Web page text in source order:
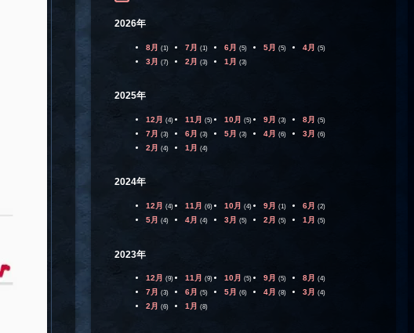
2026年
8月 (1) 7月 (1) 6月 (5) 5月 (5) 4月 (5)
3月 (7) 2月 (3) 1月 (3)
2025年
12月 (4) 11月 (5) 10月 (5) 9月 (3) 8月 (5)
7月 (3) 6月 (3) 5月 (3) 4月 (6) 3月 (6)
2月 (4) 1月 (4)
2024年
12月 (4) 11月 (6) 10月 (4) 9月 (1) 6月 (2)
5月 (4) 4月 (4) 3月 (5) 2月 (5) 1月 (5)
2023年
12月 (9) 11月 (9) 10月 (5) 9月 (5) 8月 (4)
7月 (3) 6月 (5) 5月 (6) 4月 (8) 3月 (4)
2月 (6) 1月 (8)